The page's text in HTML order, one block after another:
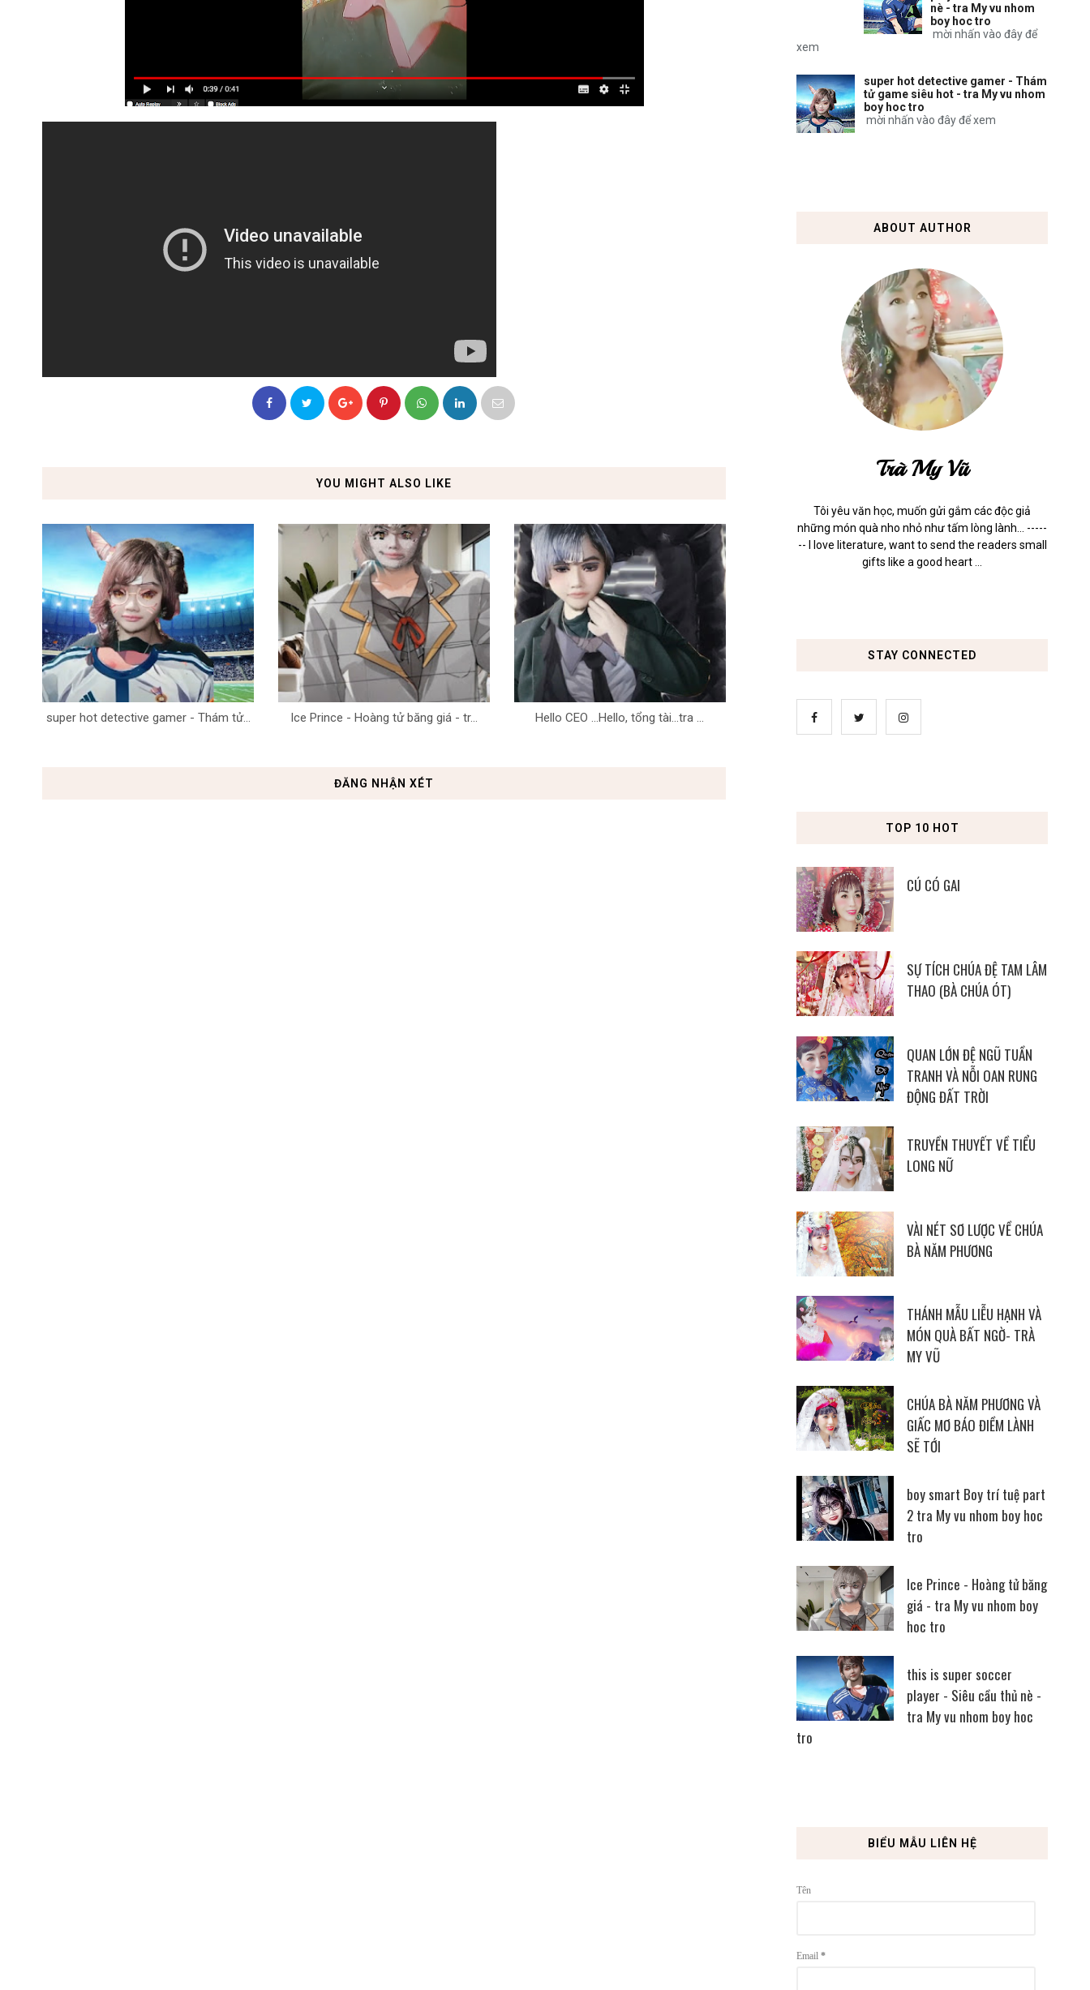
YOU MIGHT ALSO LIKE
super hot detective gamer - Thám tử... Ice Prince - Hoàng tử băng giá - tr... Hello CEO ...Hello, tổng tài...tra ...
ĐĂNG NHẬN XÉT
nè - tra My vu nhom
boy hoc tro
mời nhấn vào đây để
xem
super hot detective gamer - Thám
tử game siêu hot - tra My vu nhom
boy hoc tro
mời nhấn vào đây để xem
ABOUT AUTHOR
Trà My Vũ
Tôi yêu văn học, muốn gửi gắm các độc giả
những món quà nho nhỏ như tấm lòng lành... -----
-- I love literature, want to send the readers small
gifts like a good heart ...
STAY CONNECTED
TOP 10 HOT
CÚ CÓ GAI
SỰ TÍCH CHÚA ĐỆ TAM LÂM
THAO (BÀ CHÚA ÓT)
QUAN LỚN ĐỆ NGŨ TUẦN
TRANH VÀ NỖI OAN RUNG
ĐỘNG ĐẤT TRỜI
TRUYỀN THUYẾT VỀ TIỂU
LONG NỮ
VÀI NÉT SƠ LƯỢC VỀ CHÚA
BÀ NĂM PHƯƠNG
THÁNH MẪU LIỄU HẠNH VÀ
MÓN QUÀ BẤT NGỜ- TRÀ
MY VŨ
CHÚA BÀ NĂM PHƯƠNG VÀ
GIẤC MƠ BÁO ĐIỀM LÀNH
SẼ TỚI
boy smart Boy trí tuệ part
2 tra My vu nhom boy hoc
tro
Ice Prince - Hoàng tử băng
giá - tra My vu nhom boy
hoc tro
this is super soccer
player - Siêu cầu thủ nè -
tra My vu nhom boy hoc
tro
BIỂU MẪU LIÊN HỆ
Tên
Email *